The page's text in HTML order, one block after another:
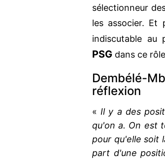
sélectionneur
les associer. Et
indiscutable au
PSG dans ce
Dembélé-
réflexion
« Il y a des
qu'on a. On est
pour qu'elle soit
part d'une